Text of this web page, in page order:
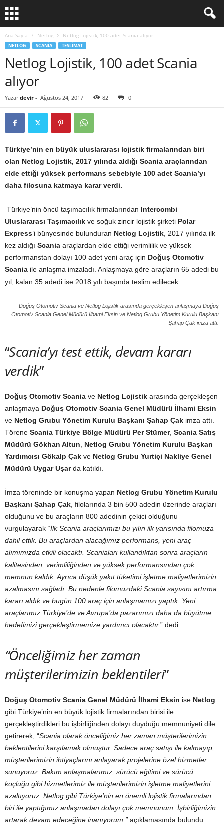
Ana Sayfa Netlog Netlog Lojistik, 100 adet Scania alıyor
NETLOG SCANIA TESLIMAT
Netlog Lojistik, 100 adet Scania
alıyor
Yazar devir - Ağustos 24, 2017 82 0
Türkiye’nin en büyük uluslararası lojistik firmalarından biri
olan Netlog Lojistik, 2017 yılında aldığı Scania araçlarından
elde ettiği yüksek performans sebebiyle 100 adet Scania’yı
daha filosuna katmaya karar verdi.
Türkiye’nin öncü taşımacılık firmalarından Intercombi
Uluslararası Taşımacılık ve soğuk zincir lojistik şirketi Polar
Express’i bünyesinde bulunduran Netlog Lojistik , 2017 yılında ilk
kez aldığı Scania araçlardan elde ettiği verimlilik ve yüksek
performanstan dolayı 100 adet yeni araç için Doğuş Otomotiv
Scania ile anlaşma imzaladı. Anlaşmaya göre araçların 65 adedi bu
yıl, kalan 35 adedi ise 2018 yılı başında teslim edilecek.
Doğuş Otomotiv Scania ve Netlog Lojistik arasında gerçekleşen anlaşmaya Doğuş
Otomotiv Scania Genel Müdürü İlhami Eksin ve Netlog Grubu Yönetim Kurulu Başkanı
Şahap Çak imza attı.
“Scania’yı test ettik, devam kararı
verdik”
Doğuş Otomotiv Scania ve Netlog Lojistik arasında gerçekleşen
anlaşmaya Doğuş Otomotiv Scania Genel Müdürü İlhami Eksin
ve Netlog Grubu Yönetim Kurulu Başkanı Şahap Çak imza attı.
Törene Scania Türkiye Bölge Müdürü Per Stümer, Scania Satış
Müdürü Gökhan Altun
Netlog Grubu Yönetim Kurulu Başkan
Yardımcısı Gökalp Çak ve Netlog Grubu Yurtiçi Nakliye Genel
Müdürü Uygar Uşarda katıldı.
İmza töreninde bir konuşma yapan Netlog Grubu Yönetim Kurulu
Başkanı Şahap Çak , filolarında 3 bin 500 adedin üzerinde araçları
olduğunu ve bu araçların 800 adedinin çekici olduğunu
vurgulayarak “İlk Scania araçlarımızı bu yılın ilk yarısında filomuza
dahil ettik. Bu araçlardan alacağımız performans, yeni araç
alımımızda etkili olacaktı. Scaniaları kullandıktan sonra araçların
kalitesinden, verimliliğinden ve yüksek performansından çok
memnun kaldık. Ayrıca düşük yakıt tüketimi işletme maliyetlerimizin
azalmasını sağladı. Bu nedenle filomuzdaki Scania sayısını artırma
kararı aldık ve bugün 100 araç için anlaşmamızı yaptık. Yeni
araçlarımız Türkiye’de ve Avrupa’da pazarımızı daha da büyütme
hedefimizi gerçekleştirmemize yardımcı olacaktır.” dedi.
“Önceliğimiz her zaman
müşterilerimizin beklentileri”
Doğuş Otomotiv Scania Genel Müdürü İlhami Eksin ise Netlog
gibi Türkiye’nin en büyük lojistik firmalarından birisi ile
gerçekleştirdikleri bu işbirliğinden dolayı duyduğu memnuniyeti dile
getirerek, “Scania olarak önceliğimiz her zaman müşterilerimizin
beklentilerini karşılamak olmuştur. Sadece araç satışı ile kalmayıp,
müşterilerimizin ihtiyaçlarını anlayarak projelerine özel hizmetler
sunuyoruz. Bakım anlaşmalarımız, sürücü eğitimi ve sürücü
koçluğu gibi hizmetlerimiz ile müşterilerimizin işletme maliyetlerini
azaltıyoruz. Netlog gibi Türkiye’nin en önemli lojistik firmalarından
biri ile yaptığımız anlaşmadan dolayı çok memnunum. İşbirliğimizin
artarak devam edeceğine inanıyorum.” açıklamasında bulundu.